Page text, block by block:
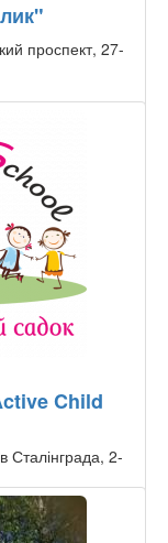
проспект, 27-
Child
Сталінграда, 2-